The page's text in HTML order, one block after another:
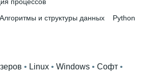
Алгоритмы и структуры данных
Python
• Linux • Windows • Софт